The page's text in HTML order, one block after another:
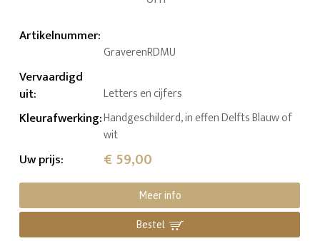
Artikelnummer:
GraverenRDMU
Vervaardigd
uit: Letters en cijfers
Kleurafwerking:Handgeschilderd, in effen Delfts Blauw of
wit
Uw prijs: € 59,00
Meer info
Bestel